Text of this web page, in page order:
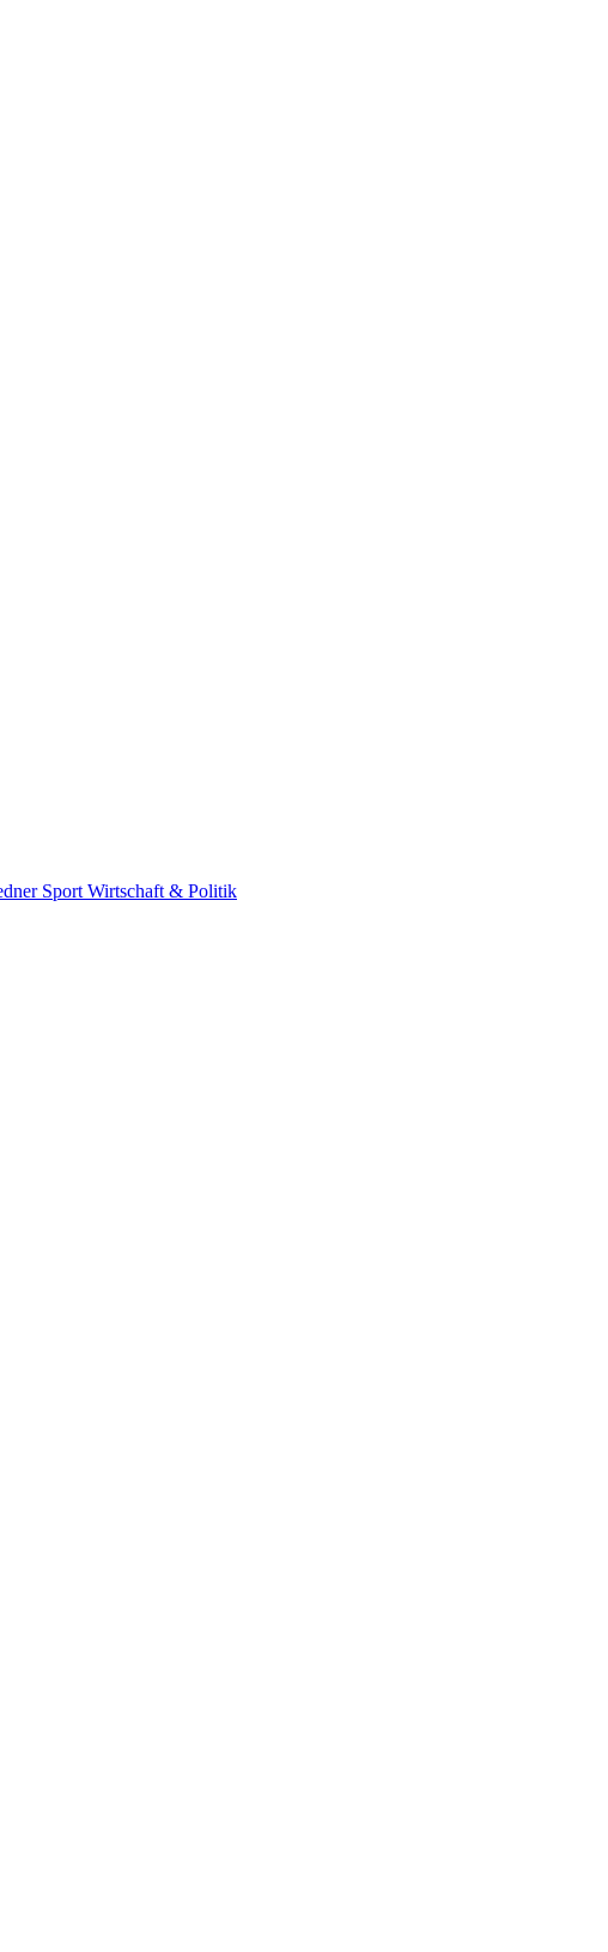
Sport Wirtschaft & Politik